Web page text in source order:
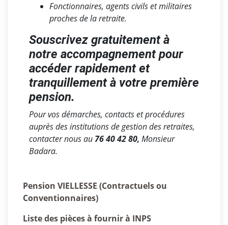
Fonctionnaires, agents civils et militaires
proches de la retraite.
Souscrivez gratuitement à
notre accompagnement pour
accéder rapidement et
tranquillement à votre première
pension.
Pour vos démarches, contacts et procédures
auprès des institutions de gestion des retraites,
contacter nous au76 40 42 80, Monsieur
Badara.
Pension VIELLESSE (Contractuels ou
Conventionnaires)
Liste des pièces à fournir à INPS